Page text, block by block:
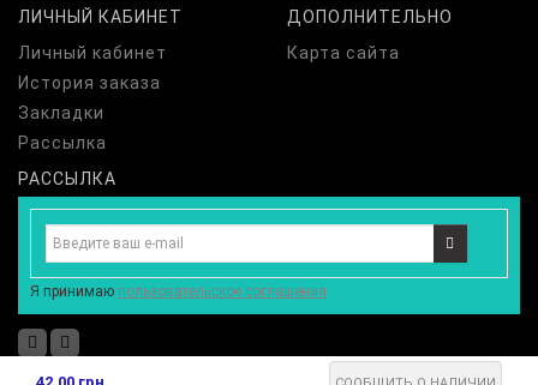
42.00 грн
ЛИЧНЫЙ КАБИНЕТ
Личный кабинет
История заказа
Закладки
Рассылка
ДОПОЛНИТЕЛЬНО
Карта сайта
РАССЫЛКА
Я принимаю пользовательское соглашения